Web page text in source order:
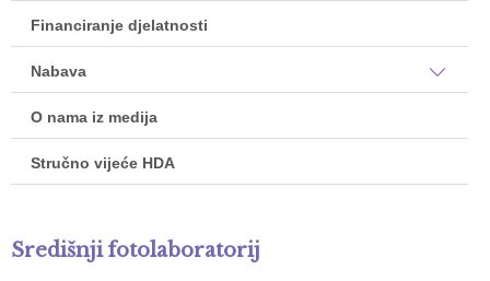
Financiranje djelatnosti
Nabava
O nama iz medija
Stručno vijeće HDA
Središnji fotolaboratorij